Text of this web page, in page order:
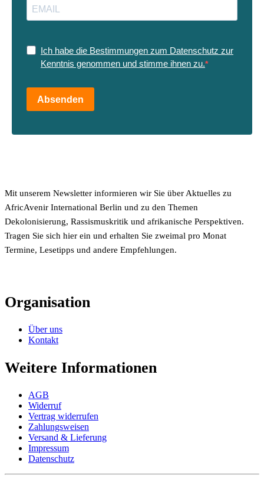
Ich habe die Bestimmungen zum Datenschutz zur
Kenntnis genommen und stimme ihnen zu.
Absenden
Mit unserem Newsletter informieren wir Sie über Aktuelles zu
AfricAvenir International Berlin und zu den Themen
Dekolonisierung, Rassismuskritik und afrikanische Perspektiven.
Tragen Sie sich hier ein und erhalten Sie zweimal pro Monat
Termine, Lesetipps und andere Empfehlungen.
Organisation
Über uns
Kontakt
Weitere Informationen
AGB
Widerruf
Vertrag widerrufen
Zahlungsweisen
Versand & Lieferung
Impressum
Datenschutz